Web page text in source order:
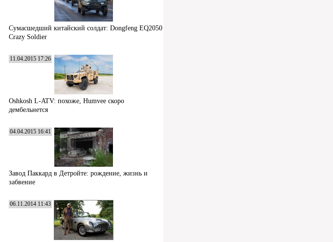
Сумасшедший китайский солдат: Dongfeng EQ2050
Crazy Soldier
11.04.2015 17:26
Oshkosh L-ATV: похоже, Humvee скоро
дембельнется
04.04.2015 16:41
Завод Паккард в Детройте: рождение, жизнь и
забвение
06.11.2014 11:43